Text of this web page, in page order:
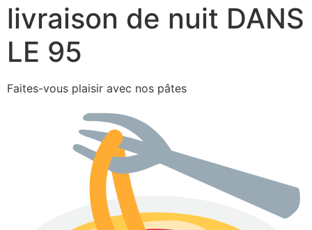
livraison de nuit DANS
LE 95
Faites-vous plaisir avec nos pâtes